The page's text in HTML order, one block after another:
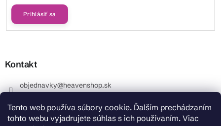
Tento web používa súbory cookie. Ďalším prechádzaním
tohto webu vyjadrujete súhlas s ich používaním. Viac
Prihlásiť sa
Kontakt
objednavky@heavenshop.sk
_Info objednávky : +421 914 399 399 Pracovné dni od
8.00 hod. do 12.00 . REKLAMÁCIE : +421 914 399 399